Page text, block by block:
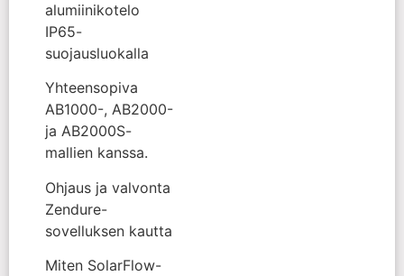
alumiinikotelo
IP65-
suojausluokalla
Yhteensopiva
AB1000-, AB2000-
ja AB2000S-
mallien kanssa.
Ohjaus ja valvonta
Zendure-
sovelluksen kautta
Miten SolarFlow-